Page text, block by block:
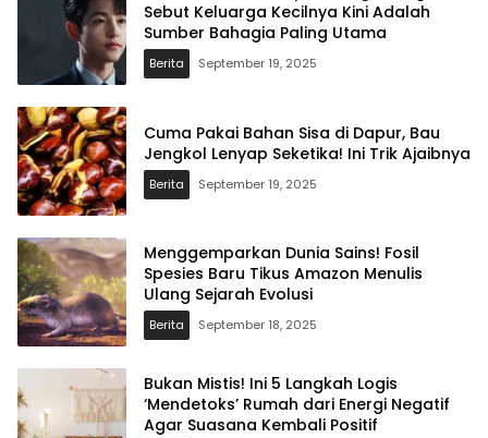
Sebut Keluarga Kecilnya Kini Adalah
Sumber Bahagia Paling Utama
Berita September 19, 2025
Cuma Pakai Bahan Sisa di Dapur, Bau
Jengkol Lenyap Seketika! Ini Trik Ajaibnya
Berita September 19, 2025
Menggemparkan Dunia Sains! Fosil
Spesies Baru Tikus Amazon Menulis
Ulang Sejarah Evolusi
Berita September 18, 2025
Bukan Mistis! Ini 5 Langkah Logis
‘Mendetoks’ Rumah dari Energi Negatif
Agar Suasana Kembali Positif